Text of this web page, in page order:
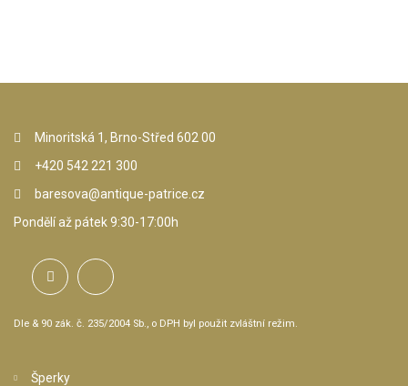
Minoritská 1, Brno-Střed 602 00
+420 542 221 300
baresova@antique-patrice.cz
Pondělí až pátek 9:30-17:00h
Dle & 90 zák. č. 235/2004 Sb., o DPH byl použit zvláštní režim.
Šperky